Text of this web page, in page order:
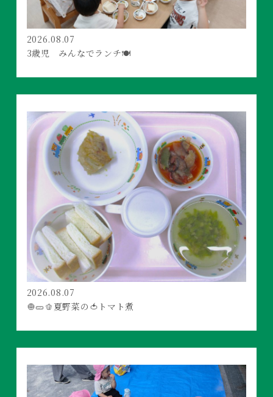
2026.08.07
3歳児 みんなでランチ🍽️
2026.08.07
🧅🥒🫑夏野菜の🍅トマト煮